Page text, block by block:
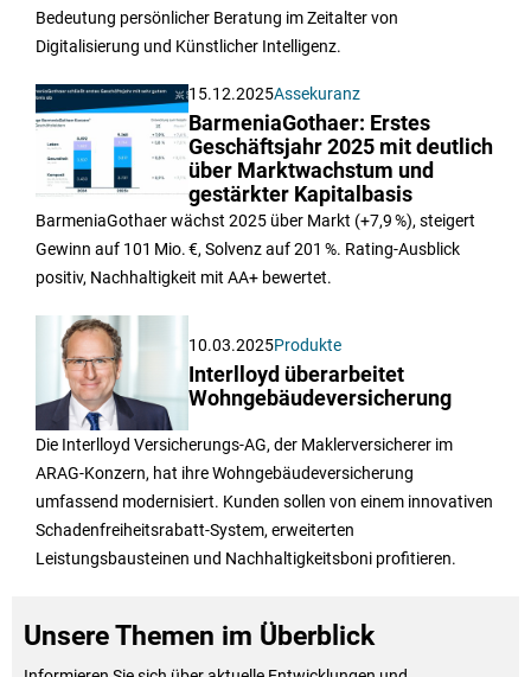
Bedeutung persönlicher Beratung im Zeitalter von
Digitalisierung und Künstlicher Intelligenz.
15.12.2025Assekuranz
BarmeniaGothaer: Erstes
Geschäftsjahr 2025 mit deutlich
über Marktwachstum und
gestärkter Kapitalbasis
BarmeniaGothaer wächst 2025 über Markt (+7,9 %), steigert
Gewinn auf 101 Mio. €, Solvenz auf 201 %. Rating-Ausblick
positiv, Nachhaltigkeit mit AA+ bewertet.
10.03.2025Produkte
Interlloyd überarbeitet
Wohngebäudeversicherung
Die Interlloyd Versicherungs-AG, der Maklerversicherer im
ARAG-Konzern, hat ihre Wohngebäudeversicherung
umfassend modernisiert. Kunden sollen von einem innovativen
Schadenfreiheitsrabatt-System, erweiterten
Leistungsbausteinen und Nachhaltigkeitsboni profitieren.
Unsere Themen im Überblick